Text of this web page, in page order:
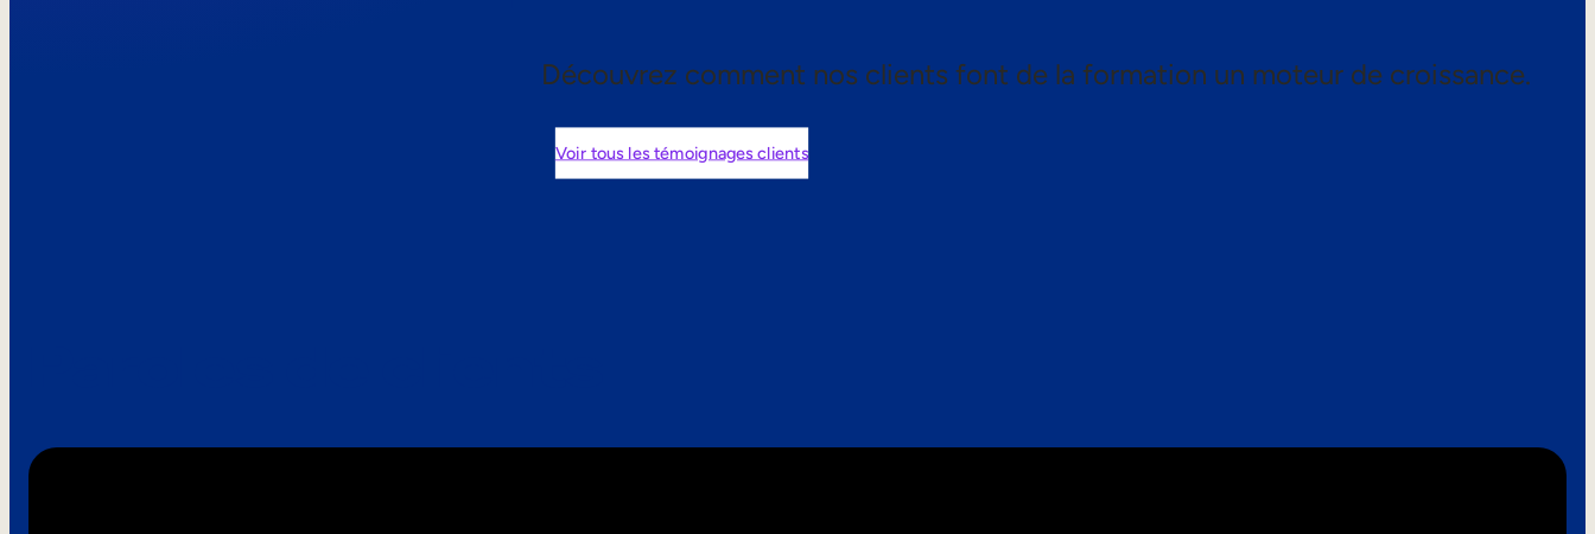
Découvrez comment nos clients font de la formation un moteur de croissance.
Voir tous les témoignages clients